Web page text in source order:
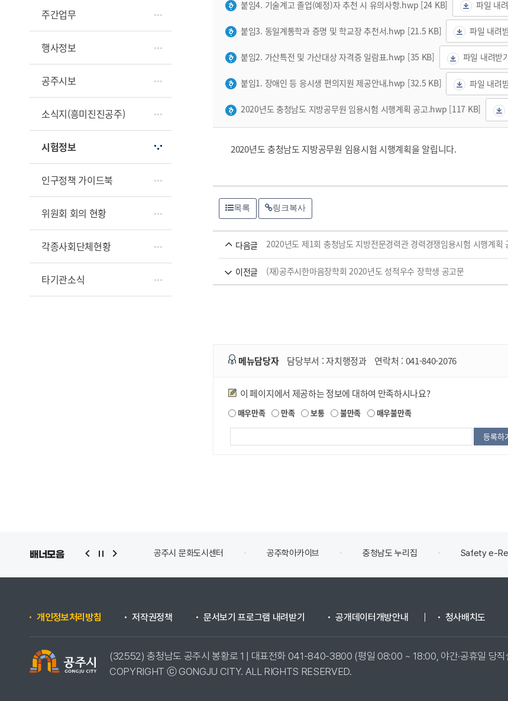
주간업무
행사정보
공주시보
소식지(흥미진진공주)
시험정보
인구정책 가이드북
위원회 회의 현황
각종사회단체현황
타기관소식
붙임4. 기술계고 졸업(예정)자 추천 시 유의사항.hwp [24 KB] 파일 내
붙임3. 동일계통학과 증명 및 학교장 추천서.hwp [21.5 KB] 파일 내려
붙임2. 가산특전 및 가산대상 자격증 일람표.hwp [35 KB] 파일 내려받
붙임1. 장애인 등 응시생 편의지원 제공안내.hwp [32.5 KB] 파일 내려
2020년도 충청남도 지방공무원 임용시험 시행계획 공고.hwp [117 KB]
2020년도 충청남도 지방공무원 임용시험 시행계획을 알립니다.
목록 링크복사
다음글 2020년도 제1회 충청남도 지방전문경력관 경력경쟁임용시험 시행계획
이전글 (재)공주시한마음장학회 2020년도 성적우수 장학생 공고문
메뉴담당자 담당부서 :자치행정과 연락처 : 041-840-2076
만족도조사
이 페이지에서 제공하는 정보에 대하여 만족하시나요?
매우만족 만족 보통 불만족 매우불만족
배너모음 공주시 문화도시센터 공주학아카이브 충청남도 누리집 Safety e-
개인정보처리방침 저작권정책 문서보기 프로그램 내려받기 공개데이터개방안내 청사배치도
(32552) 충청남도 공주시 봉황로 1 | 대표전화 041-840-3800 (평일 08:00 ~ 18:00, 야간·공휴일 당직
COPYRIGHT ⓒ GONGJU CITY. ALL RIGHTS RESERVED.